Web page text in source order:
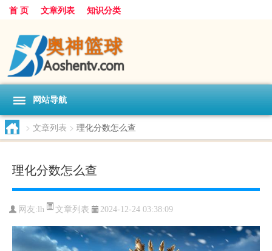
首 页 文章列表 知识分类
网站导航
> 文章列表 > 理化分数怎么查
理化分数怎么查
网友:lh 文章列表 2024-12-24 03:38:09